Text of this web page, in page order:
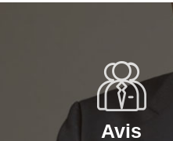
Avis